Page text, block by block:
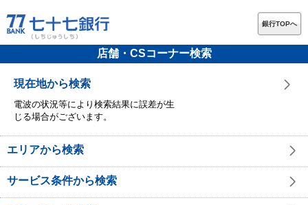
銀行TOPへ
店舗・CSコーナー検索
現在地から検索
電波の状況等により検索結果に誤差が生
じる場合がございます。
エリアから検索
サービス条件から検索